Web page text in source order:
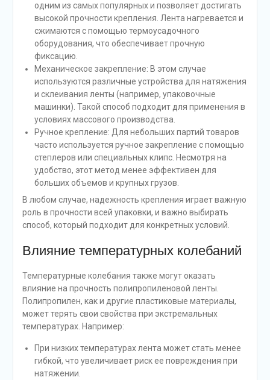
одним из самых популярных и позволяет достигать
высокой прочности крепления. Лента нагревается и
сжимаются с помощью термоусадочного
оборудования, что обеспечивает прочную
фиксацию.
Механическое закрепление: В этом случае
используются различные устройства для натяжения
и склеивания ленты (например, упаковочные
машинки). Такой способ подходит для применения в
условиях массового производства.
Ручное крепление: Для небольших партий товаров
часто используется ручное закрепление с помощью
степлеров или специальных клипс. Несмотря на
удобство, этот метод менее эффективен для
больших объемов и крупных грузов.
В любом случае, надежность крепления играет важную
роль в прочности всей упаковки, и важно выбирать
способ, который подходит для конкретных условий.
Влияние температурных колебаний
Температурные колебания также могут оказать
влияние на прочность полипропиленовой ленты.
Полипропилен, как и другие пластиковые материалы,
может терять свои свойства при экстремальных
температурах. Например:
При низких температурах лента может стать менее
гибкой, что увеличивает риск ее повреждения при
натяжении.